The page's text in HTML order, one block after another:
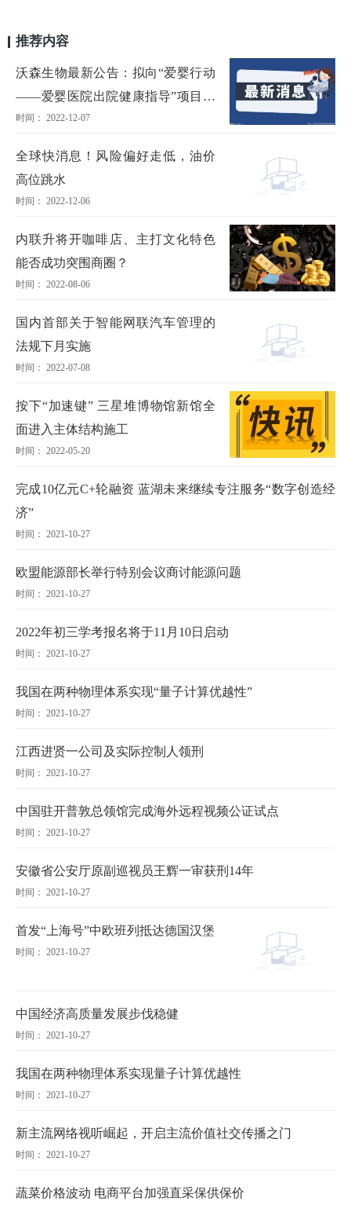
推荐内容
沃森生物最新公告：拟向“爱婴行动
——爱婴医院出院健康指导”项目捐
赠545万元
时间： 2022-12-07
全球快消息！风险偏好走低，油价
高位跳水
时间： 2022-12-06
内联升将开咖啡店、主打文化特色
能否成功突围商圈？
时间： 2022-08-06
国内首部关于智能网联汽车管理的
法规下月实施
时间： 2022-07-08
按下“加速键” 三星堆博物馆新馆全
面进入主体结构施工
时间： 2022-05-20
完成10亿元C+轮融资 蓝湖未来继续专注服务“数字创造经
济”
时间： 2021-10-27
欧盟能源部长举行特别会议商讨能源问题
时间： 2021-10-27
2022年初三学考报名将于11月10日启动
时间： 2021-10-27
我国在两种物理体系实现“量子计算优越性”
时间： 2021-10-27
江西进贤一公司及实际控制人领刑
时间： 2021-10-27
中国驻开普敦总领馆完成海外远程视频公证试点
时间： 2021-10-27
安徽省公安厅原副巡视员王辉一审获刑14年
时间： 2021-10-27
首发“上海号”中欧班列抵达德国汉堡
时间： 2021-10-27
中国经济高质量发展步伐稳健
时间： 2021-10-27
我国在两种物理体系实现量子计算优越性
时间： 2021-10-27
新主流网络视听崛起，开启主流价值社交传播之门
时间： 2021-10-27
蔬菜价格波动 电商平台加强直采保供保价